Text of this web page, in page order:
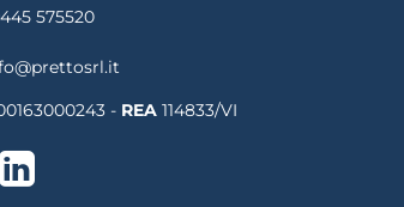
575520
- REA 114833/VI
Facebook
LinkedIn